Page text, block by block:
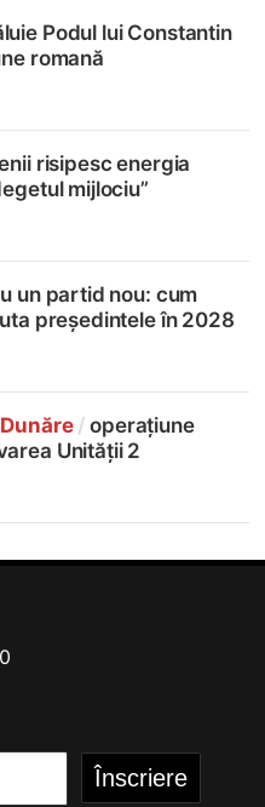
Podul lui Constantin
romană
risipesc energia
mijlociu”
un partid nou: cum
președintele în 2028
/ operațiune
Unității 2